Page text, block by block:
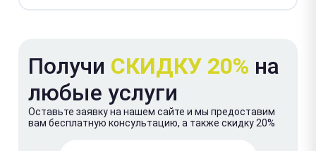
Получи СКИДКУ 20% на
любые услуги
Оставьте заявку на нашем сайте и мы предоставим
вам бесплатную консультацию, а также скидку 20%